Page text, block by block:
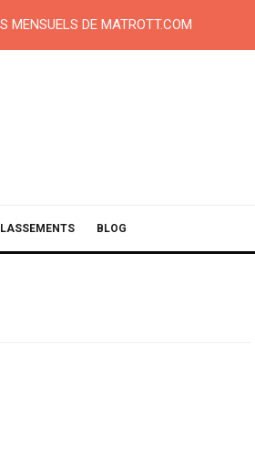
MENSUELS DE MATROTT.COM
BLOG